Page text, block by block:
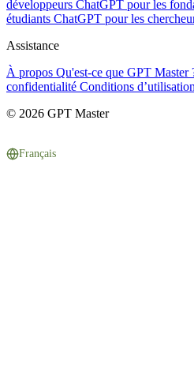
développeurs ChatGPT pour les
étudiants ChatGPT pour les
Assistance
À propos Qu'est-ce que GPT Master
confidentialité Conditions d’utilisation
© 2026 GPT Master
Français